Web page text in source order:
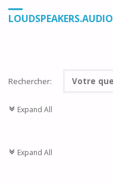
LOUDSPEAKERS.AUDIO
Rechercher:
c Expand All
c Expand All